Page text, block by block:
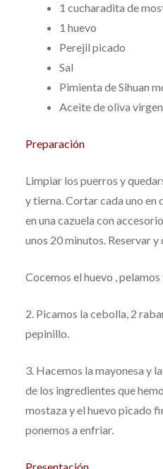
1 cucharadita de
1 huevo
Perejil picado
Sal
Pimienta de Sihuan
Aceite de oliva
Preparación
Limpiar los puerros y
y tierna. Cortar cada uno en
en una cazuela con
unos 20 minutos. Reservar y
Cocemos el huevo ,
2. Picamos la cebolla, 2
pepinillo.
3. Hacemos la mayonesa y
de los ingredientes que
mostaza y el huevo picado
ponemos a enfriar.